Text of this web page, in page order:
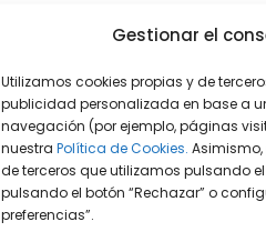
Gestionar el
Utilizamos cookies propias y de
publicidad personalizada en base a
navegación (por ejemplo, páginas
nuestra Política de Cookies.
de terceros que utilizamos pulsando
pulsando el botón “Rechazar” o
preferencias”.